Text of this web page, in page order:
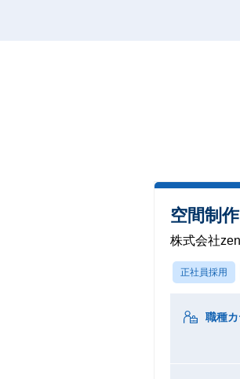
空間制
株式会社
正社員採用
職種カ